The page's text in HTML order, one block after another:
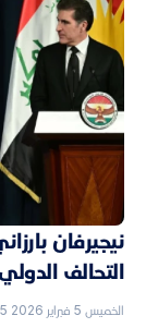
نيجيرفان
التحالف الدولي
الخميس 5 فبراير 2026 11:55 م